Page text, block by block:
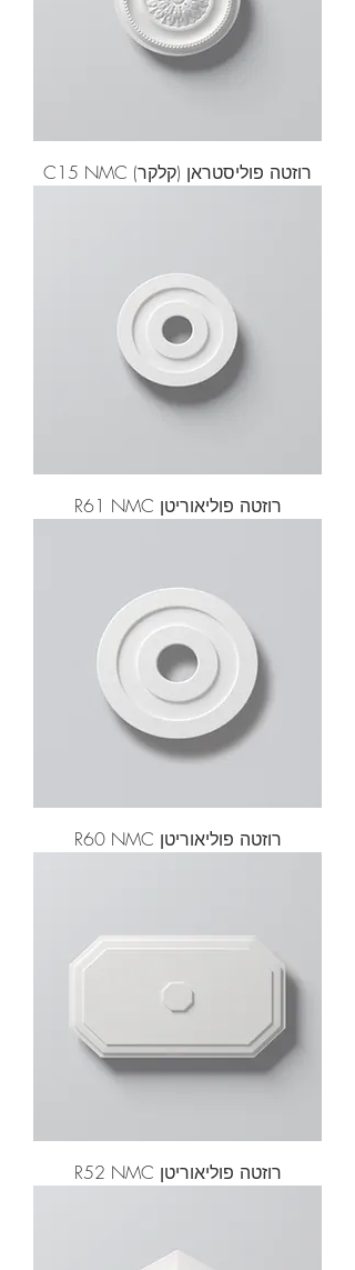
רוזטה פוליסטראן (קלקר) C15 NMC
רוזטה פוליאוריטן R61 NMC
רוזטה פוליאוריטן R60 NMC
רוזטה פוליאוריטן R52 NMC